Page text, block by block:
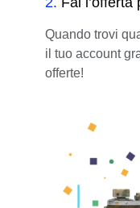
Quando trovi
il tuo account
offerte!